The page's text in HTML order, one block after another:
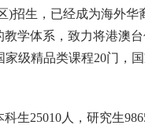
招生，已经成为海外
学体系，致力将港澳
级精品类课程20门
生25010人，研究生